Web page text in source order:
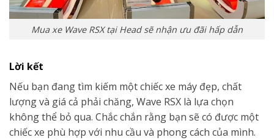
Mua xe Wave RSX tại Head sẽ nhận ưu đãi hấp dẫn
Lời kết
Nếu bạn đang tìm kiếm một chiếc xe máy đẹp, chất
lượng và giá cả phải chăng, Wave RSX là lựa chọn
không thể bỏ qua. Chắc chắn rằng bạn sẽ có được một
chiếc xe phù hợp với nhu cầu và phong cách của mình.